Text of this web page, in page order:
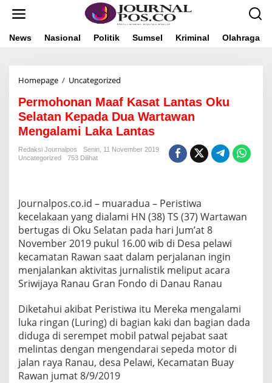
News Nasional Politik Sumsel Kriminal Olahraga
Homepage / Uncategorized
r
m
o
h
o
a
f
K
a
s
a
t
L
n
t
a
s
O
k
Permohonan Maaf Kasat Lantas Oku
Selatan Kepada Dua Wartawan
Mengalami Laka Lantas
Redaksi Journalpos
Senin, 11 November 2019
Uncategorized
753 Dilihat
Journalpos.co.id – muaradua – Peristiwa
kecelakaan yang dialami HN (38) TS (37) Wartawan
bertugas di Oku Selatan pada hari Jum’at 8
November 2019 pukul 16.00 wib di Desa pelawi
kecamatan Rawan saat dalam perjalanan ingin
menjalankan aktivitas jurnalistik meliput acara
Sriwijaya Ranau Gran Fondo di Danau Ranau
Diketahui akibat Peristiwa itu Mereka mengalami
luka ringan (Luring) di bagian kaki dan bagian dada
diduga di serempet mobil patwal pejabat saat
melintas dengan mengendarai sepeda motor di
jalan raya Ranau, desa Pelawi, Kecamatan Buay
Rawan jumat 8/9/2019